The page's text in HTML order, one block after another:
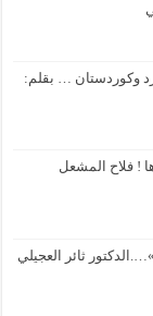
وكوردستان … بقلم:
! فلاح المشعل
ثائر العجيلي